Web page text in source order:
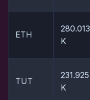
ETH
280.013
K
TUT
231.925
K